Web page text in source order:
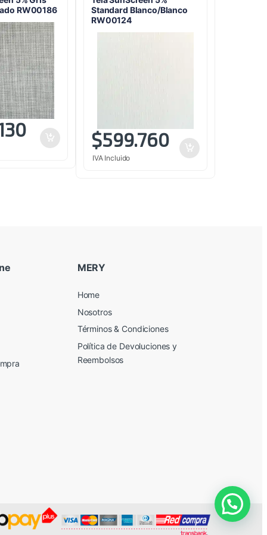
RW00186
Standard Blanco/Blanco
RW00124
$599.760
IVA Incluido
MERY
Home
Nosotros
Términos & Condiciones
Política de Devoluciones y
Reembolsos